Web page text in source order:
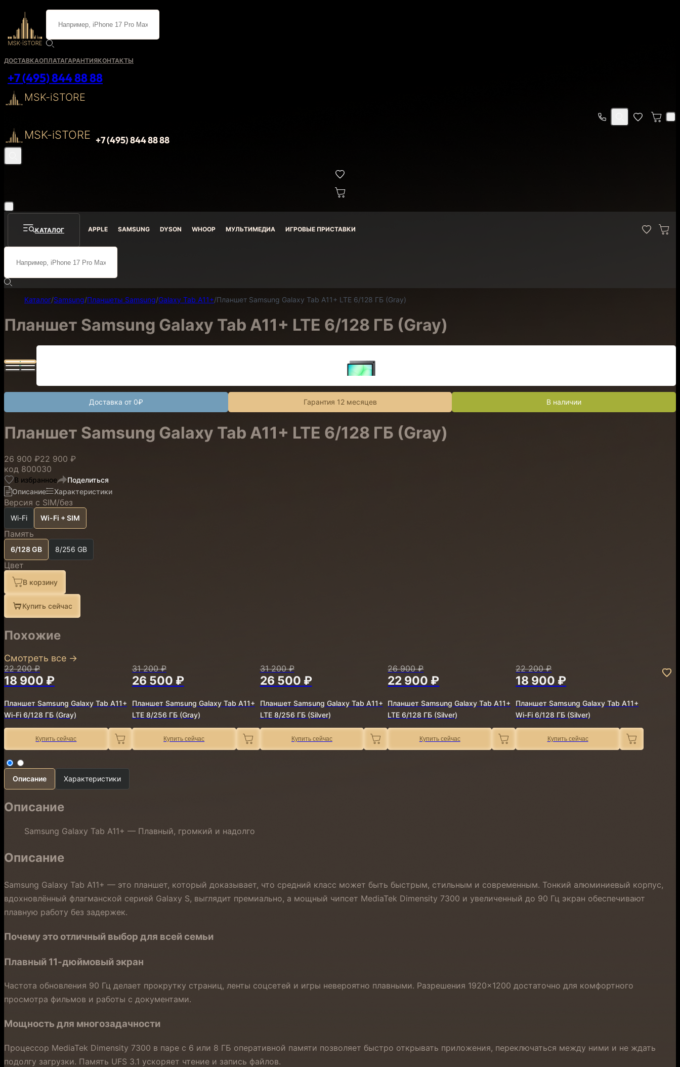
ДОСТАВКАОПЛАТАГАРАНТИЯКОНТАКТЫ
+7 (495) 844 88 88
MSK-iSTORE
MSK-iSTORE +7 (495) 844 88 88
КАТАЛОГ APPLE SAMSUNG DYSON WHOOP МУЛЬТИМЕДИА ИГРОВЫЕ ПРИСТАВКИ
Каталог/Samsung/Планшеты Samsung/Galaxy Tab A11+/Планшет Samsung Galaxy Tab A11+ LTE 6/128 ГБ (Gray)
Планшет Samsung Galaxy Tab A11+ LTE 6/128 ГБ (Gray)
Доставка от 0₽ Гарантия 12 месяцев В наличии
Планшет Samsung Galaxy Tab A11+ LTE 6/128 ГБ (Gray)
26 900 ₽22 900 ₽
код 800030
В избранное
Поделиться
Описание
Характеристики
Версия с SIM/без
Wi-Fi Wi-Fi + SIM
Память
6/128 GB 8/256 GB
Цвет
В корзину
Купить сейчас
Похожие
Смотреть все →
22 200 ₽
18 900 ₽
Планшет Samsung Galaxy Tab A11+
Wi-Fi 6/128 ГБ (Gray)
Купить сейчас
31 200 ₽
26 500 ₽
Планшет Samsung Galaxy Tab A11+
LTE 8/256 ГБ (Gray)
Купить сейчас
31 200 ₽
26 500 ₽
Планшет Samsung Galaxy Tab A11+
LTE 8/256 ГБ (Silver)
Купить сейчас
26 900 ₽
22 900 ₽
Планшет Samsung Galaxy Tab A11+
LTE 6/128 ГБ (Silver)
Купить сейчас
22 200 ₽
18 900 ₽
Планшет Samsung Galaxy Tab A11+
Wi-Fi 6/128 ГБ (Silver)
Купить сейчас
Описание Характеристики
Описание
Samsung Galaxy Tab A11+ — Плавный, громкий и надолго
Описание
Samsung Galaxy Tab A11+ — это планшет, который доказывает, что средний класс может быть быстрым, стильным и современным. Тонкий алюминиевый корпус,
вдохновлённый флагманской серией Galaxy S, выглядит премиально, а мощный чипсет MediaTek Dimensity 7300 и увеличенный до 90 Гц экран обеспечивают
плавную работу без задержек.
Почему это отличный выбор для всей семьи
Плавный 11-дюймовый экран
Частота обновления 90 Гц делает прокрутку страниц, ленты соцсетей и игры невероятно плавными. Разрешения 1920×1200 достаточно для комфортного
просмотра фильмов и работы с документами.
Мощность для многозадачности
Процессор MediaTek Dimensity 7300 в паре с 6 или 8 ГБ оперативной памяти позволяет быстро открывать приложения, переключаться между ними и не ждать
подолгу загрузки. Память UFS 3.1 ускоряет чтение и запись файлов.